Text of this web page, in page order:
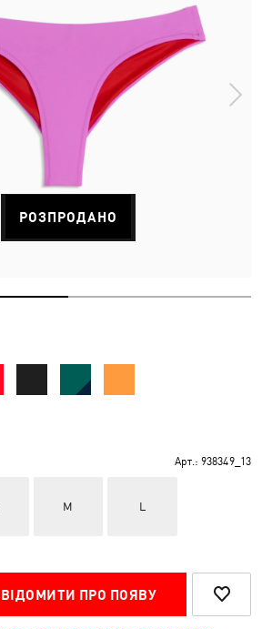
РОЗПРОДАНО
Арт.: 938349_13
M L
ПРО ПОЯВУ